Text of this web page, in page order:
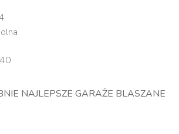
NAJLEPSZE GARAŻE BLASZANE